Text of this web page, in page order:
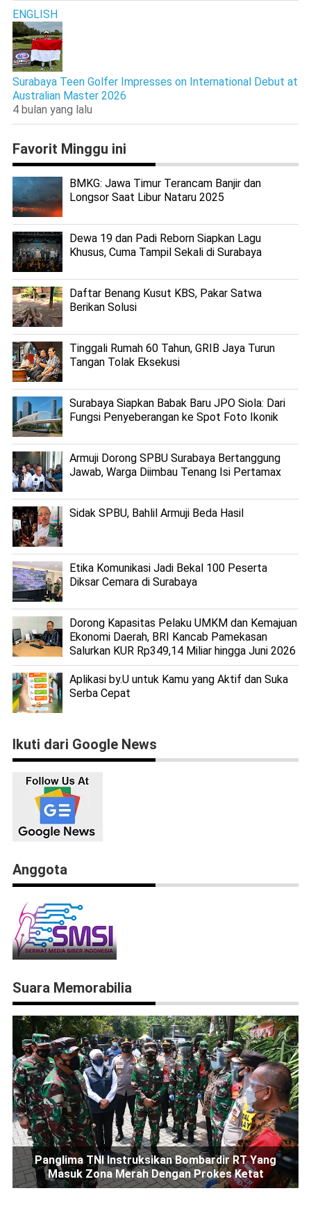
ENGLISH
Surabaya Teen Golfer Impresses on International Debut at
Australian Master 2026
4 bulan yang lalu
Favorit Minggu ini
BMKG: Jawa Timur Terancam Banjir dan
Longsor Saat Libur Nataru 2025
Dewa 19 dan Padi Reborn Siapkan Lagu
Khusus, Cuma Tampil Sekali di Surabaya
Daftar Benang Kusut KBS, Pakar Satwa
Berikan Solusi
Tinggali Rumah 60 Tahun, GRIB Jaya Turun
Tangan Tolak Eksekusi
Surabaya Siapkan Babak Baru JPO Siola: Dari
Fungsi Penyeberangan ke Spot Foto Ikonik
Armuji Dorong SPBU Surabaya Bertanggung
Jawab, Warga Diimbau Tenang Isi Pertamax
Sidak SPBU, Bahlil Armuji Beda Hasil
Etika Komunikasi Jadi Bekal 100 Peserta
Diksar Cemara di Surabaya
Dorong Kapasitas Pelaku UMKM dan Kemajuan
Ekonomi Daerah, BRI Kancab Pamekasan
Salurkan KUR Rp349,14 Miliar hingga Juni 2026
Aplikasi by.U untuk Kamu yang Aktif dan Suka
Serba Cepat
Ikuti dari Google News
Anggota
Suara Memorabilia
Panglima TNI Instruksikan Bombardir RT Yang
Masuk Zona Merah Dengan Prokes Ketat